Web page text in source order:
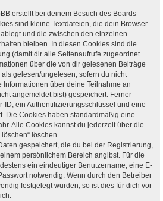
erstellt bei deinem Besuch des Boards
sind kleine Textdateien, die dein Browser
und die zwischen den einzelnen
bleiben. In diesen Cookies sind die
(damit dir alle Seitenaufrufe zugeordnet
über die von dir gelesenen Beiträge
gelesen/ungelesen; sofern du nicht
Informationen über deine Teilnahme an
angemeldet bist) gespeichert. Ferner
ID, ein Authentifizierungsschlüssel und eine
Die Cookies haben standardmäßig eine
Alle Cookies kannst du jederzeit über die
löschen.
gespeichert, die du bei der Registrierung,
persönlichem Bereich angibst. Für die
ein eindeutiger Benutzername, eine E-
notwendig. Wenn durch den Betreiber
festgelegt wurden, so ist dies für dich vor